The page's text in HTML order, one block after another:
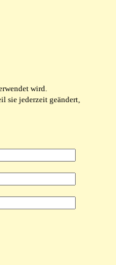
wird.
sie jederzeit geändert,